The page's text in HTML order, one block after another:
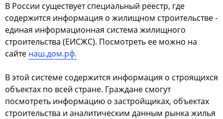
В России существует специальный реестр, где
содержится информация о жилищном строительстве -
единая информационная система жилищного
строительства (ЕИСЖС). Посмотреть ее можно на
сайте наш.дом.рф.
В этой системе содержится информация о строящихся
объектах по всей стране. Граждане смогут
посмотреть информацию о застройщиках, объектах
строительства и аналитическим данным рынка жилья